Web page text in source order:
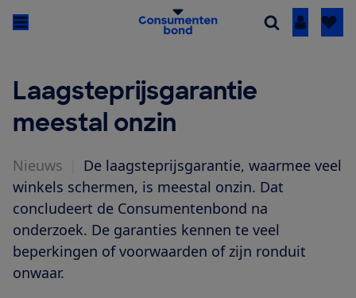
Inloggen
Laagsteprijsgarantie
meestal onzin
Nieuws
De laagsteprijsgarantie, waarmee veel
winkels schermen, is meestal onzin. Dat
concludeert de Consumentenbond na
onderzoek. De garanties kennen te veel
beperkingen of voorwaarden of zijn ronduit
onwaar.